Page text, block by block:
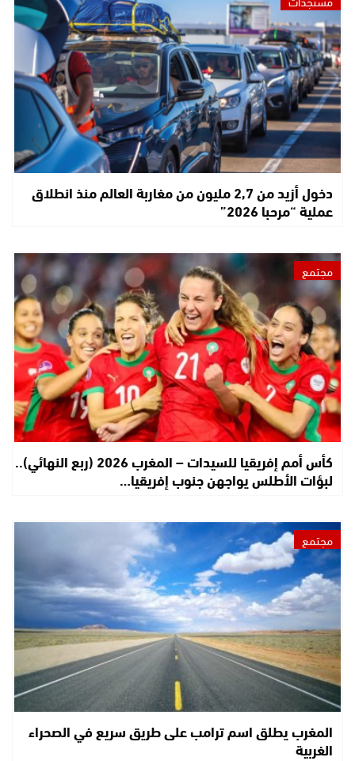
دخول أزيد من 2,7 مليون من مغاربة العالم منذ انطلاق
عملية “مرحبا 2026”
مجتمع
كأس أمم إفريقيا للسيدات – المغرب 2026 (ربع النهائي)..
لبؤات الأطلس يواجهن جنوب إفريقيا…
مجتمع
المغرب يطلق اسم ترامب على طريق سريع في الصحراء
الغربية